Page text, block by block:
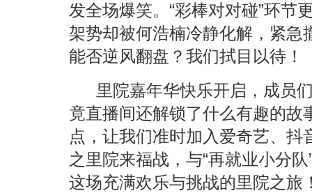
发全场爆笑。“彩棒对对碰”环节
架势却被何浩楠冷静化解，紧急
能否逆风翻盘？我们拭目以待！
里院嘉年华快乐开启，成员
竟直播间还解锁了什么有趣的故
点，让我们准时加入爱奇艺、
之里院来福战，与“再就业小分队
这场充满欢乐与挑战的里院之旅